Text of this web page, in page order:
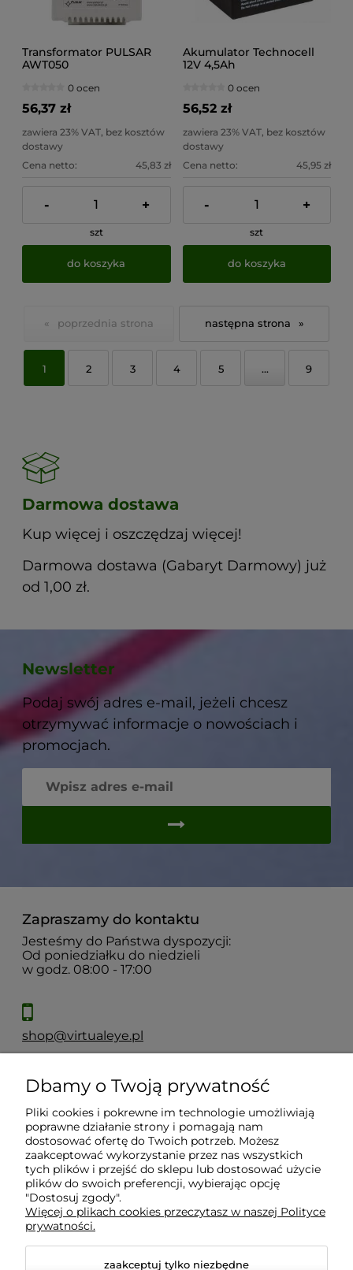
Transformator PULSAR
AWT050
0 ocen
56,37 zł
zawiera 23% VAT, bez kosztów
dostawy
Cena netto:
45,83 zł
- +
szt
do koszyka
Akumulator Technocell
12V 4,5Ah
0 ocen
56,52 zł
zawiera 23% VAT, bez kosztów
dostawy
Cena netto:
45,95 zł
- +
szt
do koszyka
«
1 2 3 4 5 ... 9
»
Darmowa dostawa
Kup więcej i oszczędzaj więcej!
Darmowa dostawa (Gabaryt Darmowy) już
od 1,00 zł.
Newsletter
Podaj swój adres e-mail, jeżeli chcesz
otrzymywać informacje o nowościach i
promocjach.
Zapraszamy do kontaktu
Jesteśmy do Państwa dyspozycji:
Od poniedziałku do niedzieli
w godz. 08:00 - 17:00
shop@virtualeye.pl
Moje konto
Płatności i dostawa
Informacje
O nas
Dbamy o Twoją prywatność
Pliki cookies i pokrewne im technologie umożliwiają
poprawne działanie strony i pomagają nam
dostosować ofertę do Twoich potrzeb. Możesz
zaakceptować wykorzystanie przez nas wszystkich
tych plików i przejść do sklepu lub dostosować użycie
plików do swoich preferencji, wybierając opcję
"Dostosuj zgody".
Więcej o plikach cookies przeczytasz w naszej Polityce
prywatności.
zaakceptuj tylko niezbędne